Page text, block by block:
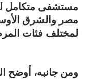
مستشفى متكامل
مصر والشرق
لمختلف فئات
ومن جانبه، أوضح